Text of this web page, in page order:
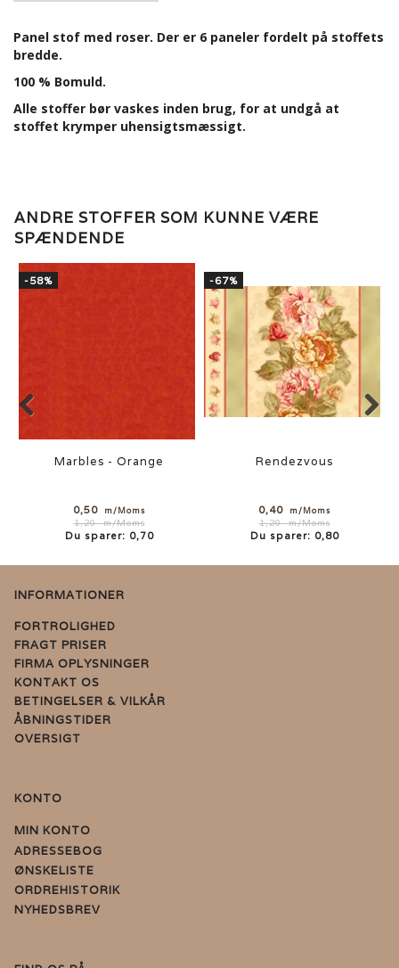
Panel stof med roser. Der er 6 paneler fordelt på stoffets
bredde.
100 % Bomuld.
Alle stoffer bør vaskes inden brug, for at undgå at
stoffet krymper uhensigtsmæssigt.
ANDRE STOFFER SOM KUNNE VÆRE
SPÆNDENDE
-58%
Marbles - Orange
0,50 m/Moms
1,20m/Moms
Du sparer: 0,70
-67%
Rendezvous
0,40 m/Moms
1,20m/Moms
Du sparer: 0,80
INFORMATIONER
FORTROLIGHED
FRAGT PRISER
FIRMA OPLYSNINGER
KONTAKT OS
BETINGELSER & VILKÅR
ÅBNINGSTIDER
OVERSIGT
KONTO
MIN KONTO
ADRESSEBOG
ØNSKELISTE
ORDREHISTORIK
NYHEDSBREV